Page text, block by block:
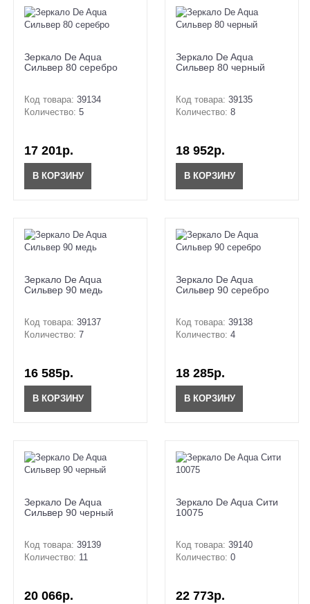
Зеркало De Aqua
Сильвер 80 серебро
Код товара: 39134
Количество: 5
17 201р.
В КОРЗИНУ
Зеркало De Aqua
Сильвер 80 черный
Код товара: 39135
Количество: 8
18 952р.
В КОРЗИНУ
Зеркало De Aqua
Сильвер 90 медь
Код товара: 39137
Количество: 7
16 585р.
В КОРЗИНУ
Зеркало De Aqua
Сильвер 90 серебро
Код товара: 39138
Количество: 4
18 285р.
В КОРЗИНУ
Зеркало De Aqua
Сильвер 90 черный
Код товара: 39139
Количество: 11
20 066р.
Зеркало De Aqua Сити
10075
Код товара: 39140
Количество: 0
22 773р.